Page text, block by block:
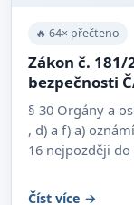
🔥 64× přečteno
Zákon č.
bezpečnosti
§ 30 Orgány a
, d) a f) a)
16 nejpozději
Číst více →